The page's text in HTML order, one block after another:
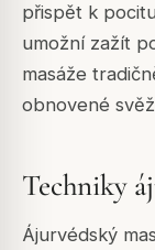
přispět k
umožní zažít
masáže
obnovené
Techniky
Ájurvédský